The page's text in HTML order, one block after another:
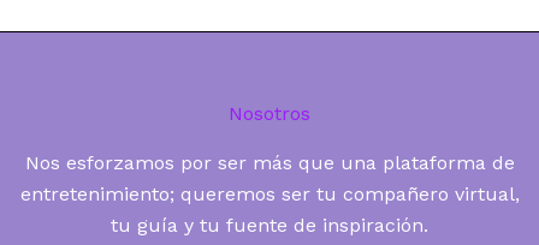
Nosotros
Nos esforzamos por ser más que una plataforma de
entretenimiento; queremos ser tu compañero virtual,
tu guía y tu fuente de inspiración.